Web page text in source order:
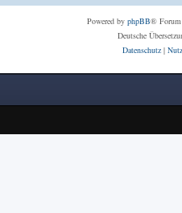
Powered by phpBB®
Deutsche
Datenschutz|